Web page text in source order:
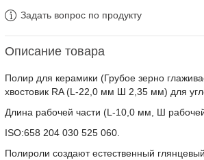
Задать вопрос по продукту
Описание товара
Полир для керамики (Грубое зерно
хвостовик RA (L-22,0 мм Ш 2,35 мм) для
Длина рабочей части (L-10,0 мм, Ш
ISO:658 204 030 525 060.
Полироли создают естественный